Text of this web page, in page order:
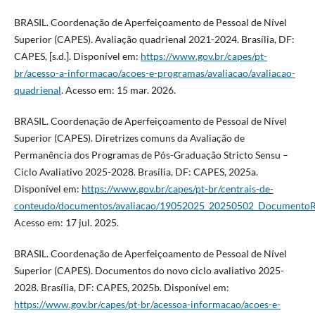
BRASIL. Coordenação de Aperfeiçoamento de Pessoal de Nível
Superior (CAPES). Avaliação quadrienal 2021-2024. Brasília, DF:
CAPES, [s.d.]. Disponível em: https://www.gov.br/capes/pt-
br/acesso-a-informacao/acoes-e-programas/avaliacao/avaliacao-
quadrienal. Acesso em: 15 mar. 2026.
BRASIL. Coordenação de Aperfeiçoamento de Pessoal de Nível
Superior (CAPES). Diretrizes comuns da Avaliação de
Permanência dos Programas de Pós-Graduação Stricto Sensu –
Ciclo Avaliativo 2025-2028. Brasília, DF: CAPES, 2025a.
Disponível em: https://www.gov.br/capes/pt-br/centrais-de-
conteudo/documentos/avaliacao/
Acesso em: 17 jul. 2025.
BRASIL. Coordenação de Aperfeiçoamento de Pessoal de Nível
Superior (CAPES). Documentos do novo ciclo avaliativo 2025-
2028. Brasília, DF: CAPES, 2025b. Disponível em:
https://www.gov.br/capes/pt-br/acessoa-informacao/acoes-e-